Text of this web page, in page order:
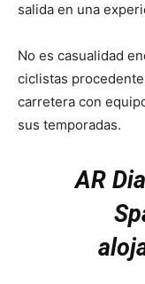
salida en una
No es casualidad
ciclistas
carretera con
sus temporadas.
AR